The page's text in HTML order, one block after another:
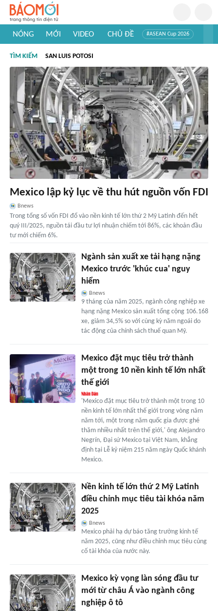
NÓNG MỚI VIDEO CHỦ ĐỀ #ASEAN Cup 2026
#Khám phá thế giới
TÌM KIẾM SAN LUIS POTOSI
Mexico lập kỷ lục về thu hút nguồn vốn FDI
Bnews
Trong tổng số vốn FDI đổ vào nền kinh tế lớn thứ 2 Mỹ Latinh đến hết
quý III/2025, nguồn tái đầu tư lợi nhuận chiếm tới 86%, các khoản đầu
tư mới chiếm 6%.
Ngành sản xuất xe tải hạng nặng
Mexico trước 'khúc cua' nguy
hiểm
Bnews
9 tháng của năm 2025, ngành công nghiệp xe
hạng nặng Mexico sản xuất tổng cộng 106.168
xe, giảm 34,5% so với cùng kỳ năm ngoái do
tác động của chính sách thuế quan Mỹ.
Mexico đặt mục tiêu trở thành
một trong 10 nền kinh tế lớn nhất
thế giới
'Mexico đặt mục tiêu trở thành một trong 10
nền kinh tế lớn nhất thế giới trong vòng năm
năm tới, một trong năm quốc gia được ghé
thăm nhiều nhất trên thế giới,' ông Alejandro
Negrín, Đại sứ Mexico tại Việt Nam, khẳng
định tại Lễ kỷ niệm 215 năm ngày Quốc khánh
Mexico.
Nền kinh tế lớn thứ 2 Mỹ Latinh
điều chỉnh mục tiêu tài khóa năm
2025
Bnews
Mexico phải hạ dự báo tăng trưởng kinh tế
năm 2025, cũng như điều chỉnh mục tiêu củng
cố tài khóa của nước này.
Mexico kỳ vọng làn sóng đầu tư
mới từ châu Á vào ngành công
nghiệp ô tô